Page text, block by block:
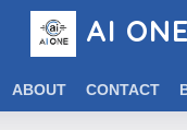
AI ONE
ABOUT CONTACT